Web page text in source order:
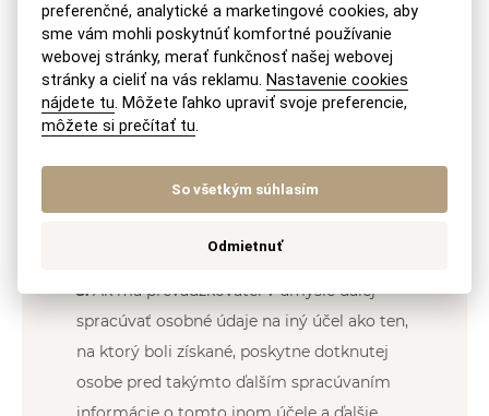
údajov
existencia automatizovaného
rozhodovania vrátane profilovania
uvedeného v článku 22 ods. 1 a 4 a aspoň v
spracúvania pre dotknutú osobu
3.Ak má prevádzkovateľ v úmysle ďalej
spracúvať osobné údaje na iný účel ako ten,
na ktorý boli získané, poskytne dotknutej
osobe pred takýmto ďalším spracúvaním
preferenčné, analytické a marketingové cookies, aby
sme vám mohli poskytnúť komfortné používanie
webovej stránky, merať funkčnosť našej webovej
stránky a cieliť na vás reklamu. Nastavenie cookies
nájdete tu. Môžete ľahko upraviť svoje preferencie,
môžete si prečítať tu.
So všetkým súhlasím
Odmietnuť